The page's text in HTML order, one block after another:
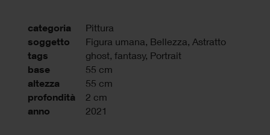
categoria Pittura
soggetto Figura umana, Bellezza, Astratto
tags ghost, fantasy, Portrait
base 55 cm
altezza 55 cm
profondità 2 cm
anno 2021